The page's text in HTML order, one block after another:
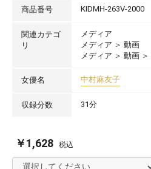
商品番号 KIDMH-263V-2000
関連カテゴ
リ
メディア
メディア ＞ 動画
メディア ＞ 動画 ＞
女優名 中村麻友子
収録分数 31分
￥1,628 税込